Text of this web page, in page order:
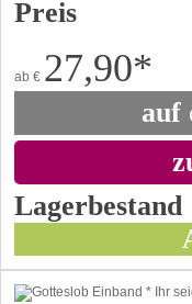
Preis
ab € 27,90*
auf
Lagerbestand